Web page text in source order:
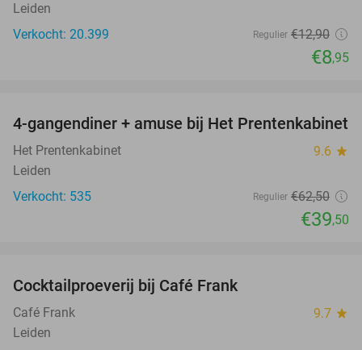
Leiden
Verkocht: 20.399
Regulier €12,90
€8,95
37%
4-gangendiner + amuse bij Het Prentenkabinet
Het Prentenkabinet 9.6 star
Leiden
Verkocht: 535
Regulier €62,50
€39,50
Cocktailproeverij bij Café Frank
Café Frank 9.7 star
Leiden